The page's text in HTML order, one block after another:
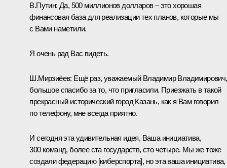
В.Путин: Да, 500 миллионов долларов – это хорошая
финансовая база для реализации тех планов, которые мы
с Вами наметили.
Я очень рад Вас видеть.
Ш.Мирзиёев: Ещё раз, уважаемый Владимир Владимирович,
большое спасибо за то, что пригласили. Приезжать в такой
прекрасный исторический город Казань, как я Вам говорил
по телефону, мне всегда приятно.
И сегодня эта удивительная идея, Ваша инициатива,
300 команд, более ста государств, сто четыре. Мы же тоже
создали федерацию [киберспорта], но эта ваша инициатива,